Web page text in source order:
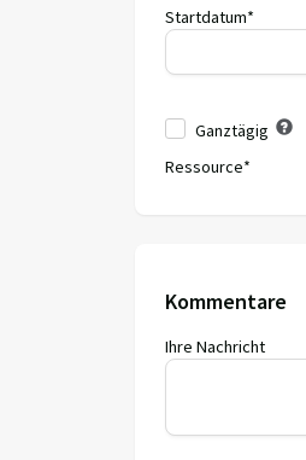
Startdatum*
Ganztägig
Ressource*
Kommentare
Ihre Nachricht